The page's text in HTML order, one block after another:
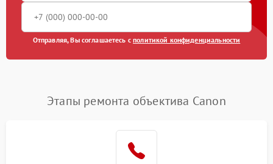
Отправляя, Вы соглашаетесь сполитикой конфиденциальности
Этапы ремонта объектива Canon